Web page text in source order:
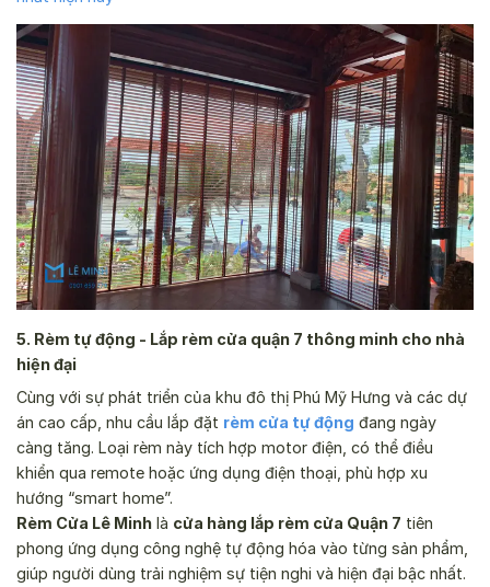
5. Rèm tự động - Lắp rèm cửa quận 7 thông minh cho nhà
hiện đại
Cùng với sự phát triển của khu đô thị Phú Mỹ Hưng và các dự
án cao cấp, nhu cầu lắp đặt rèm cửa tự động đang ngày
càng tăng. Loại rèm này tích hợp motor điện, có thể điều
khiển qua remote hoặc ứng dụng điện thoại, phù hợp xu
hướng “smart home”.
Rèm Cửa Lê Minh là cửa hàng lắp rèm cửa Quận 7 tiên
phong ứng dụng công nghệ tự động hóa vào từng sản phẩm,
giúp người dùng trải nghiệm sự tiện nghi và hiện đại bậc nhất.